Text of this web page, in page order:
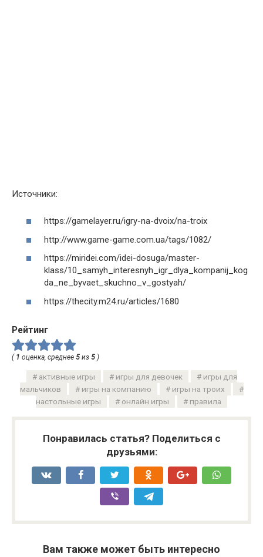
Источники:
https://gamelayer.ru/igry-na-dvoix/na-troix
http://www.game-game.com.ua/tags/1082/
https://miridei.com/idei-dosuga/master-
klass/10_samyh_interesnyh_igr_dlya_kompanij_kog
da_ne_byvaet_skuchno_v_gostyah/
https://thecity.m24.ru/articles/1680
Рейтинг
( 1 оценка, среднее 5 из 5 )
активные игры игры для девочек
игры для
мальчиков
игры на компанию
игры на троих
настольные игры
онлайн игры правила
Понравилась статья? Поделиться с
друзьями:
Вам также может быть интересно